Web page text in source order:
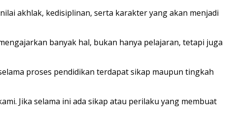
akhlak, kedisiplinan, serta karakter yang akan menjadi
banyak hal, bukan hanya pelajaran, tetapi juga
proses pendidikan terdapat sikap maupun tingkah
Jika selama ini ada sikap atau perilaku yang membuat